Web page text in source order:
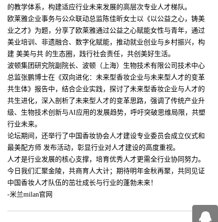
的教学体系，构建适应行业未来发展的高层次专业人才梯队。
欧莱雅企业事务与公众联动总监陈佳昕女士以《以公益之心，铸美
业之才》为题，分享了欧莱雅通过公益之心赋能女性与青年，通过
美业培训、非遗融合、数字化赋能，推动就业创业与乡村振兴，构
建 美美与共 的生态圈，践行社会责任，共创美好生活。
波顿集团研究院副院长、波顿（上海）生物技术有限公司技术中心
总监张鹏博士在《双向进化：未来型香妆企业与未来型人才的变革
共生体》报告中，结合企业实践，探讨了未来型香妆企业与人才的
共生进化，深入剖析了未来型人才的变革思路，强调了传统产业升
级、生物技术创新与AI应用的发展趋势，呼吁突破思维局限，共塑
行业未来。
论坛期间，还举行了中国香妆协会人才建设专业委员会成立仪式和
最美配方师 发布活动，彰显行业对人才建设的高度重视。
人才是行业发展的核心支撑，培育优秀人才更需全行业协同努力。
今日我们汇聚金陵，共商育人大计；期待明年金秋再聚，共同见证
中国香妆人才队伍的茁壮成长与行业的蓬勃未来！
-米兰milan官网